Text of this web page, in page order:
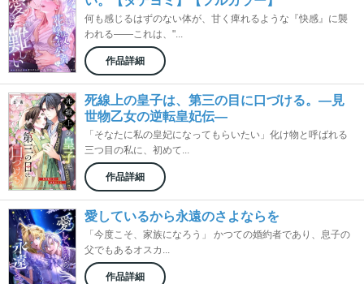
何も感じるはずのない体が、甘く痺れるような『快感』に襲
われる――これは、"...
作品詳細
死線上の皇子は、第三の目に口づける。―見
世物乙女の逆転皇妃伝―
「そなたに私の皇妃になってもらいたい」化け物と呼ばれる
三つ目の私に、初めて...
作品詳細
愛しているから永遠のさよならを
「今度こそ、家族になろう」 かつての婚約者であり、息子の
父でもあるオスカ...
作品詳細